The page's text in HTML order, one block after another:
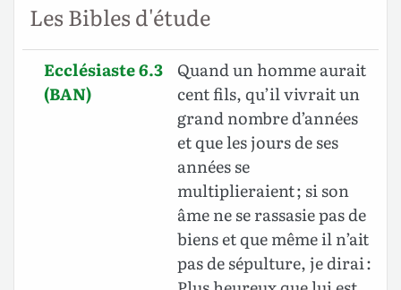
Les Bibles d'étude
Ecclésiaste 6.3
(BAN)
Quand un homme aurait
cent fils, qu’il vivrait un
grand nombre d’années
et que les jours de ses
années se
multiplieraient ; si son
âme ne se rassasie pas de
biens et que même il n’ait
pas de sépulture, je dirai :